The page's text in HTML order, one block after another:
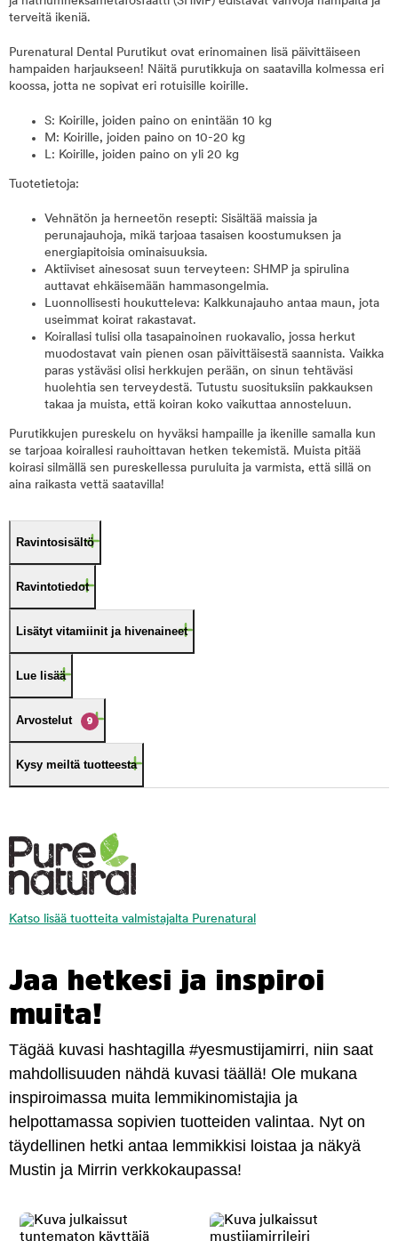
terveitä ikeniä.
Purenatural Dental Purutikut ovat erinomainen lisä päivittäiseen
hampaiden harjaukseen! Näitä purutikkuja on saatavilla kolmessa eri
koossa, jotta ne sopivat eri rotuisille koirille.
S: Koirille, joiden paino on enintään 10 kg
M: Koirille, joiden paino on 10-20 kg
L: Koirille, joiden paino on yli 20 kg
Tuotetietoja:
Vehnätön ja herneetön resepti: Sisältää maissia ja
perunajauhoja, mikä tarjoaa tasaisen koostumuksen ja
energiapitoisia ominaisuuksia.
Aktiiviset ainesosat suun terveyteen: SHMP ja spirulina
auttavat ehkäisemään hammasongelmia.
Luonnollisesti houkutteleva: Kalkkunajauho antaa maun, jota
useimmat koirat rakastavat.
Koirallasi tulisi olla tasapainoinen ruokavalio, jossa herkut
muodostavat vain pienen osan päivittäisestä saannista. Vaikka
paras ystäväsi olisi herkkujen perään, on sinun tehtäväsi
huolehtia sen terveydestä. Tutustu suosituksiin pakkauksen
takaa ja muista, että koiran koko vaikuttaa annosteluun.
Purutikkujen pureskelu on hyväksi hampaille ja ikenille samalla kun
se tarjoaa koirallesi rauhoittavan hetken tekemistä. Muista pitää
koirasi silmällä sen pureskellessa puruluita ja varmista, että sillä on
aina raikasta vettä saatavilla!
Ravintosisältö
Ravintotiedot
Lisätyt vitamiinit ja hivenaineet
Lue lisää
Arvostelut 9
Kysy meiltä tuotteesta
Katso lisää tuotteita valmistajalta Purenatural
Jaa hetkesi ja inspiroi
muita!
Tägää kuvasi hashtagilla #yesmustijamirri, niin saat
mahdollisuuden nähdä kuvasi täällä! Ole mukana
inspiroimassa muita lemmikinomistajia ja
helpottamassa sopivien tuotteiden valintaa. Nyt on
täydellinen hetki antaa lemmikkisi loistaa ja näkyä
Mustin ja Mirrin verkkokaupassa!